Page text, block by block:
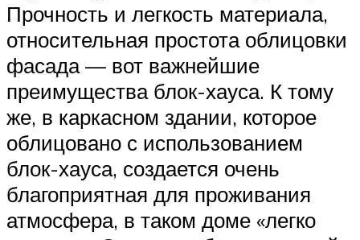
Прочность и легкость материала,
относительная простота облицовки
фасада — вот важнейшие
преимущества блок-хауса. К тому
же, в каркасном здании, которое
облицовано с использованием
блок-хауса, создается очень
благоприятная для проживания
атмосфера, в таком доме «легко